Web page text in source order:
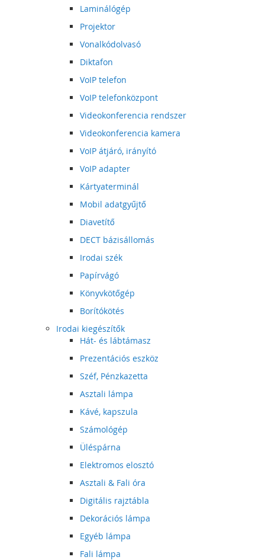
Laminálógép
Projektor
Vonalkódolvasó
Diktafon
VoIP telefon
VoIP telefonközpont
Videokonferencia rendszer
Videokonferencia kamera
VoIP átjáró, irányító
VoIP adapter
Kártyaterminál
Mobil adatgyűjtő
Diavetítő
DECT bázisállomás
Irodai szék
Papírvágó
Könyvkötőgép
Borítókötés
Irodai kiegészítők
Hát- és lábtámasz
Prezentációs eszköz
Széf, Pénzkazetta
Asztali lámpa
Kávé, kapszula
Számológép
Üléspárna
Elektromos elosztó
Asztali & Fali óra
Digitális rajztábla
Dekorációs lámpa
Egyéb lámpa
Fali lámpa